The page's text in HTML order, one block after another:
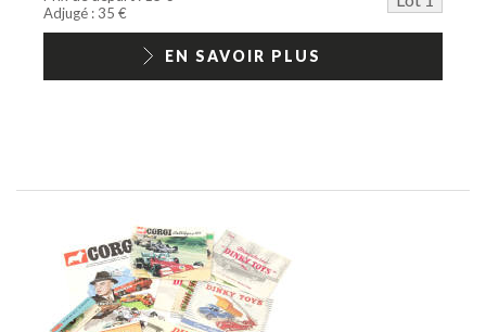
Jouets Fast Food
Trading cards
1/18ème moderne
Adjugé : 35 €
EN SAVOIR PLUS